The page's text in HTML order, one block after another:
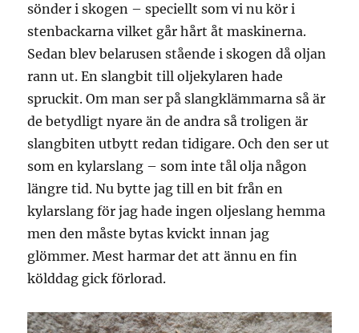
sönder i skogen – speciellt som vi nu kör i
stenbackarna vilket går hårt åt maskinerna.
Sedan blev belarusen stående i skogen då oljan
rann ut. En slangbit till oljekylaren hade
spruckit. Om man ser på slangklämmarna så är
de betydligt nyare än de andra så troligen är
slangbiten utbytt redan tidigare. Och den ser ut
som en kylarslang – som inte tål olja någon
längre tid. Nu bytte jag till en bit från en
kylarslang för jag hade ingen oljeslang hemma
men den måste bytas kvickt innan jag
glömmer. Mest harmar det att ännu en fin
kölddag gick förlorad.